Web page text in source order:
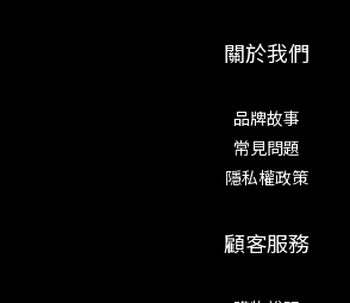
關於我們
品牌故事
常見問題
隱私權政策
顧客服務